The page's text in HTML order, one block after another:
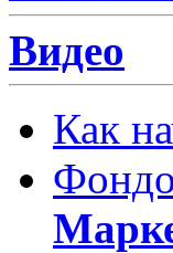
Видео
Как